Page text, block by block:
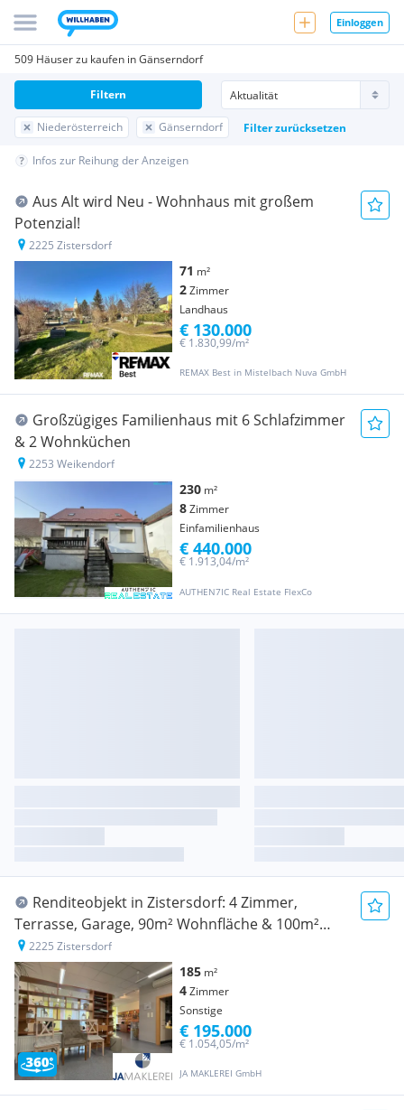
Einloggen
509 Häuser zu kaufen in Gänserndorf
Niederösterreich Gänserndorf Filter zurücksetzen
Filtern
Infos zur Reihung der Anzeigen
Aus Alt wird Neu - Wohnhaus mit großem
Potenzial!
2225 Zistersdorf
71 m²
2Zimmer
Landhaus
REMAX Best in Mistelbach Nuva GmbH
€ 1.830,99/m²
€ 130.000
Großzügiges Familienhaus mit 6 Schlafzimmer
& 2 Wohnküchen
2253 Weikendorf
230 m²
8Zimmer
Einfamilienhaus
AUTHEN7IC Real Estate FlexCo
€ 1.913,04/m²
€ 440.000
Renditeobjekt in Zistersdorf: 4 Zimmer,
Terrasse, Garage, 90m² Wohnfläche & 100m²
Geschäftslokal
2225 Zistersdorf
185 m²
4Zimmer
Sonstige
JA MAKLEREI GmbH
€ 1.054,05/m²
€ 195.000